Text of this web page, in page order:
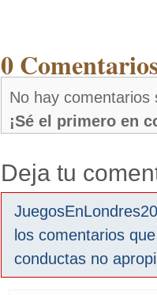
0
No hay comentarios
¡Sé el primero en
Deja tu
los comentarios
conductas no